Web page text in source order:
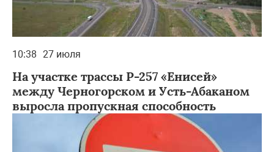
10:38 27 июля
На участке трассы Р-257 «Енисей»
между Черногорском и Усть-Абаканом
выросла пропускная способность